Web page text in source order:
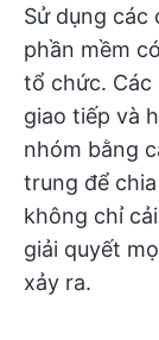
Sử dụng các
phần mềm
tổ chức. Các
giao tiếp và
nhóm bằng
trung để
không chỉ
giải quyết
xảy ra.